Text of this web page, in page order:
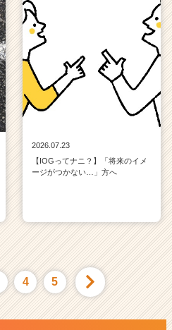
2026.07.23
【IOGってナニ？】「将来のイメ
ージがつかない…」方へ
4 5